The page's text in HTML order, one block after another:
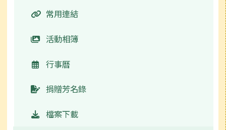
活動相簿
榮譽榜
行事曆
校園影音
評鑑專區
常用連結
活動相簿
行事曆
捐贈芳名錄
檔案下載